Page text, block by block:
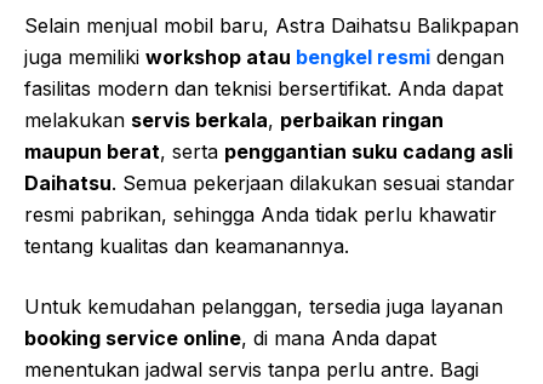
Selain menjual mobil baru, Astra Daihatsu Balikpapan
juga memiliki workshop atau bengkel resmi dengan
fasilitas modern dan teknisi bersertifikat. Anda dapat
melakukan servis berkala, perbaikan ringan
maupun berat, serta penggantian suku cadang asli
Daihatsu. Semua pekerjaan dilakukan sesuai standar
resmi pabrikan, sehingga Anda tidak perlu khawatir
tentang kualitas dan keamanannya.
Untuk kemudahan pelanggan, tersedia juga layanan
booking service online, di mana Anda dapat
menentukan jadwal servis tanpa perlu antre. Bagi